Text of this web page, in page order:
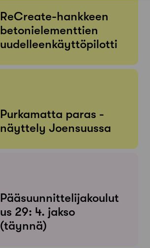
ReCreate-hankkeen
betonielementtien
uudelleenkäyttöpilotti
Purkamatta paras -
näyttely Joensuussa
Pääsuunnittelijakoulut
us 29: 4. jakso
(täynnä)